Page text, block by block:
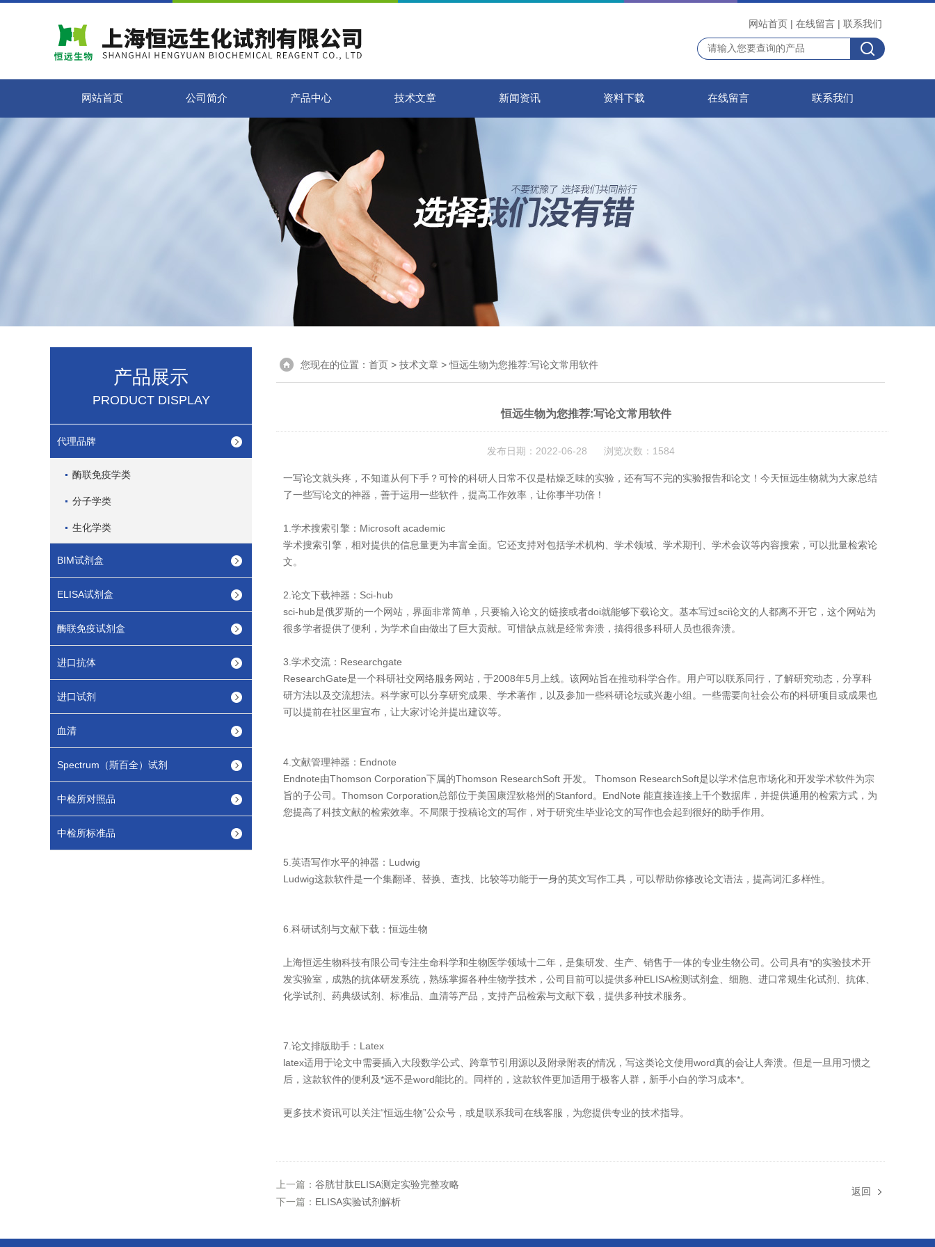
网站首页 | 在线留言 | 联系我们
网站首页 公司简介 产品中心 技术文章 新闻资讯 资料下载 在线留言 联系我们
产品展示
PRODUCT DISPLAY
代理品牌
酶联免疫学类
分子学类
生化学类
BIM试剂盒
ELISA试剂盒
酶联免疫试剂盒
进口抗体
进口试剂
血清
Spectrum（斯百全）试剂
中检所对照品
中检所标准品
您现在的位置： 首页 > 技术文章 > 恒远生物为您推荐:写论文常用软件
恒远生物为您推荐:写论文常用软件
发布日期：2022-06-28 浏览次数：1584
一写论文就头疼，不知道从何下手？可怜的科研人日常不仅是枯燥乏味的实验，还有写不完的实验报告和论文！今天恒远生物就为大家总结
了一些写论文的神器，善于运用一些软件，提高工作效率，让你事半功倍！
1.学术搜索引擎：Microsoft academic
学术搜索引擎，相对提供的信息量更为丰富全面。它还支持对包括学术机构、学术领域、学术期刊、学术会议等内容搜索，可以批量检索论
文。
2.论文下载神器：Sci-hub
sci-hub是俄罗斯的一个网站，界面非常简单，只要输入论文的链接或者doi就能够下载论文。基本写过sci论文的人都离不开它，这个网站为
很多学者提供了便利，为学术自由做出了巨大贡献。可惜缺点就是经常奔溃，搞得很多科研人员也很奔溃。
3.学术交流：Researchgate
ResearchGate是一个科研社交网络服务网站，于2008年5月上线。该网站旨在推动科学合作。用户可以联系同行，了解研究动态，分享科
研方法以及交流想法。科学家可以分享研究成果、学术著作，以及参加一些科研论坛或兴趣小组。一些需要向社会公布的科研项目或成果也
可以提前在社区里宣布，让大家讨论并提出建议等。
4.文献管理神器：Endnote
Endnote由Thomson Corporation下属的Thomson ResearchSoft 开发。 Thomson ResearchSoft是以学术信息市场化和开发学术软件为宗
旨的子公司。Thomson Corporation总部位于美国康涅狄格州的Stanford。EndNote 能直接连接上千个数据库，并提供通用的检索方式，为
您提高了科技文献的检索效率。不局限于投稿论文的写作，对于研究生毕业论文的写作也会起到很好的助手作用。
5.英语写作水平的神器：Ludwig
Ludwig这款软件是一个集翻译、替换、查找、比较等功能于一身的英文写作工具，可以帮助你修改论文语法，提高词汇多样性。
6.科研试剂与文献下载：恒远生物
上海恒远生物科技有限公司专注生命科学和生物医学领域十二年，是集研发、生产、销售于一体的专业生物公司。公司具有*的实验技术开
发实验室，成熟的抗体研发系统，熟练掌握各种生物学技术，公司目前可以提供多种ELISA检测试剂盒、细胞、进口常规生化试剂、抗体、
化学试剂、药典级试剂、标准品、血清等产品，支持产品检索与文献下载，提供多种技术服务。
7.论文排版助手：Latex
latex适用于论文中需要插入大段数学公式、跨章节引用源以及附录附表的情况，写这类论文使用word真的会让人奔溃。但是一旦用习惯之
后，这款软件的便利及*远不是word能比的。同样的，这款软件更加适用于极客人群，新手小白的学习成本*。
更多技术资讯可以关注“恒远生物”公众号，或是联系我司在线客服，为您提供专业的技术指导。
上一篇： 谷胱甘肽ELISA测定实验完整攻略
下一篇： ELISA实验试剂解析
返回